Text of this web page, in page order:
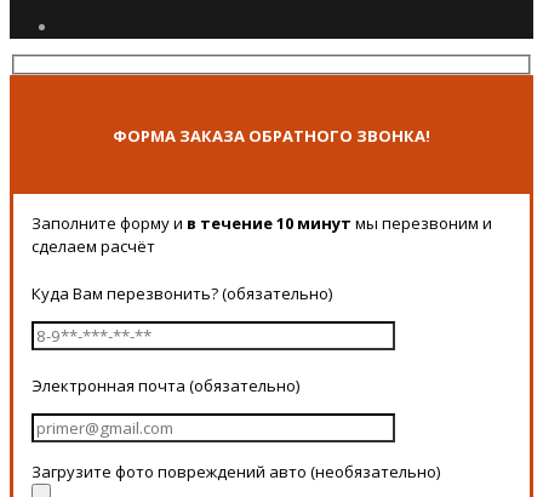
ФОРМА ЗАКАЗА ОБРАТНОГО ЗВОНКА!
Заполните форму и в течение 10 минут мы перезвоним и
сделаем расчёт
Куда Вам перезвонить? (обязательно)
Электронная почта (обязательно)
Загрузите фото повреждений авто (необязательно)